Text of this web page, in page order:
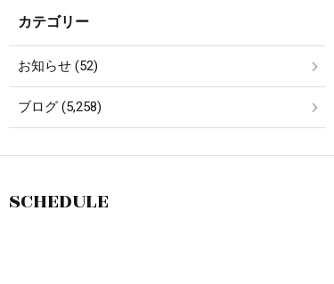
カテゴリー
お知らせ (52)
ブログ (5,258)
SCHEDULE